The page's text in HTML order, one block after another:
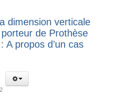
dimension verticale
de Prothèse
A propos d’un cas